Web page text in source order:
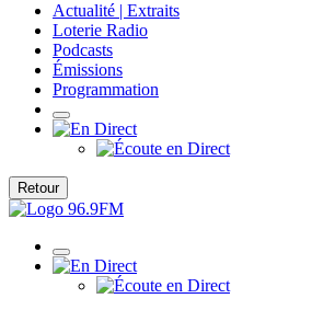
Actualité | Extraits
Loterie Radio
Podcasts
Émissions
Programmation
Retour